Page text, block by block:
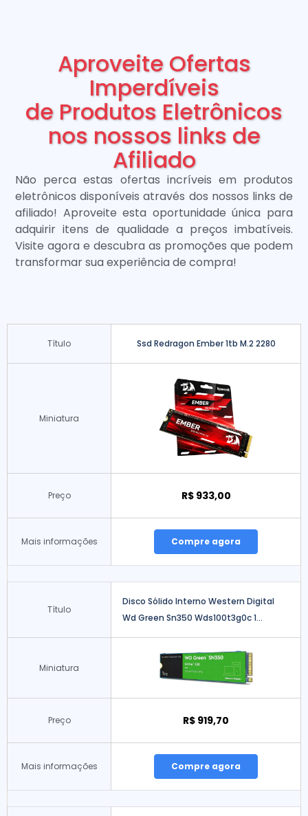
Aproveite Ofertas
Imperdíveis
de Produtos Eletrônicos
nos nossos links de
Afiliado
Não perca estas ofertas incríveis em produtos
eletrônicos disponíveis através dos nossos links de
afiliado! Aproveite esta oportunidade única para
adquirir itens de qualidade a preços imbatíveis.
Visite agora e descubra as promoções que podem
transformar sua experiência de compra!
Título Ssd Redragon Ember 1tb M.2 2280
Miniatura
Preço R$ 933,00
Mais informações Compre agora
Título
Disco Sólido Interno Western Digital
Wd Green Sn350 Wds100t3g0c 1...
Miniatura
Preço R$ 919,70
Mais informações Compre agora